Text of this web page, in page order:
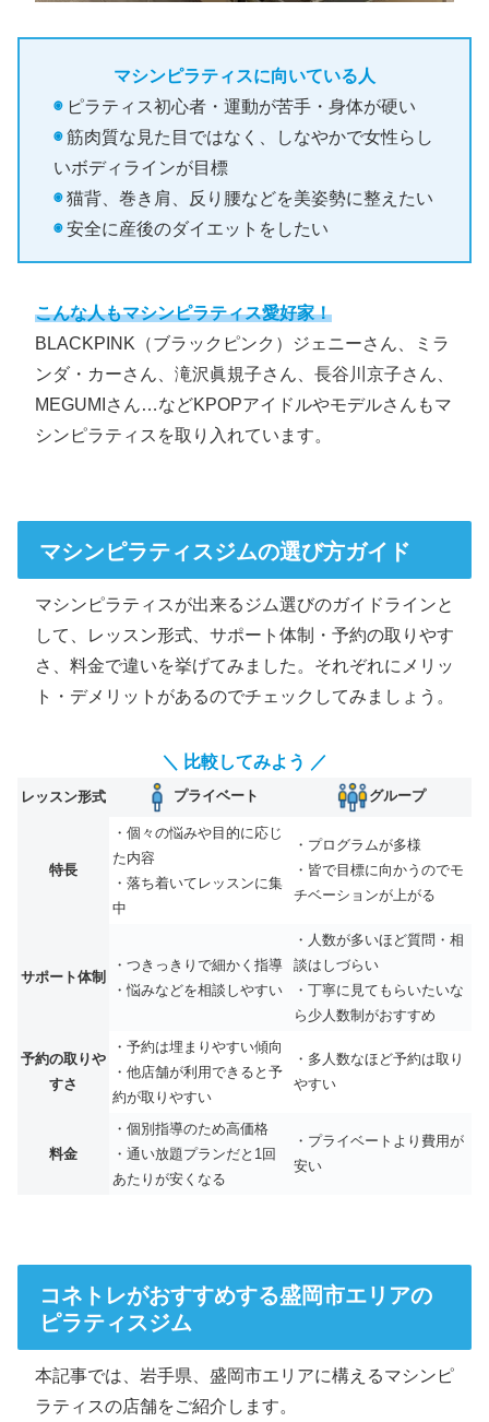
マシンピラティスに向いている人
◉ ピラティス初心者・運動が苦手・身体が硬い
◉筋肉質な見た目ではなく、しなやかで女性らし
いボディラインが目標
◉猫背、巻き肩、反り腰などを美姿勢に整えたい
◉安全に産後のダイエットをしたい
こんな人もマシンピラティス愛好家！
BLACKPINK（ブラックピンク）ジェニーさん、ミラ
ンダ・カーさん、滝沢眞規子さん、長谷川京子さん、
MEGUMIさん…などKPOPアイドルやモデルさんもマ
シンピラティスを取り入れています。
マシンピラティスジムの選び方ガイド
マシンピラティスが出来るジム選びのガイドラインと
して、レッスン形式、サポート体制・予約の取りやす
さ、料金で違いを挙げてみました。それぞれにメリッ
ト・デメリットがあるのでチェックしてみましょう。
＼ 比較してみよう ／
レッスン形式 プライベート グループ
特長
・個々の悩みや目的に応じ
た内容
・落ち着いてレッスンに集
中
・プログラムが多様
・皆で目標に向かうのでモ
チベーションが上がる
サポート体制
・つきっきりで細かく指導
・悩みなどを相談しやすい
・人数が多いほど質問・相
談はしづらい
・丁寧に見てもらいたいな
ら少人数制がおすすめ
予約の取りや
すさ
・予約は埋まりやすい傾向
・他店舗が利用できると予
約が取りやすい
・多人数なほど予約は取り
やすい
料金
・個別指導のため高価格
・通い放題プランだと1回
あたりが安くなる
・プライベートより費用が
安い
コネトレがおすすめする盛岡市エリアの
ピラティスジム
本記事では、岩手県、盛岡市エリアに構えるマシンピ
ラティスの店舗をご紹介します。